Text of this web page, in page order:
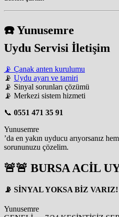
☎️ Yunusemre
Uydu Servisi İletişim
📡 Çanak anten kurulumu
📡 Uydu ayarı ve tamiri
📡 Sinyal sorunları çözümü
📡 Merkezi sistem hizmeti
📞 0551 471 35 91
Yunusemre
’da en yakın uyducu arıyorsanız
sorununuzu çözelim.
🚨🚨 BURSA ACİL
📡 SİNYAL YOKSA BİZ VARIZ!
Yunusemre